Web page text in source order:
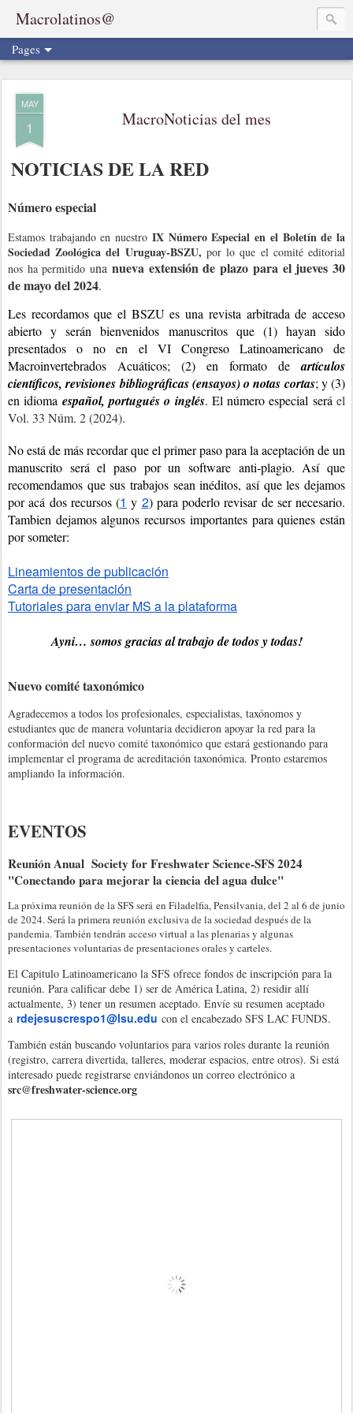
Macrolatinos@
Pages
MAY
1 MacroNoticias del mes
NOTICIAS DE LA RED
Número especial
Estamos trabajando en nuestro IX Número Especial en el Boletín de la
Sociedad Zoológica del Uruguay-BSZU, por lo que el comité editorial
nos ha permitido una nueva extensión de plazo para el jueves 30
de mayo del 2024.
Les recordamos que el BSZU es una revista arbitrada de acceso
abierto y serán bienvenidos manuscritos que (1) hayan sido
presentados o no en el VI Congreso Latinoamericano de
Macroinvertebrados Acuáticos; (2) en formato de artículos
científicos, revisiones bibliográficas (ensayos) o notas cortas; y (3)
en idioma español, portugués o inglés. El número especial será el
Vol. 33 Núm. 2 (2024).
No está de más recordar que el primer paso para la aceptación de un
manuscrito será el paso por un software anti-plagio. Así que
recomendamos que sus trabajos sean inéditos, así que les dejamos
por acá dos recursos (1 y 2) para poderlo revisar de ser necesario.
Tambien dejamos algunos recursos importantes para quienes están
por someter:
Lineamientos de publicación
Carta de presentación
Tutoriales para enviar MS a la plataforma
Ayni… somos gracias al trabajo de todos y todas!
Nuevo comité taxonómico
Agradecemos a todos los profesionales, especialistas, taxónomos y
estudiantes que de manera voluntaria decidieron apoyar la red para la
conformación del nuevo comité taxonómico que estará gestionando para
implementar el programa de acreditación taxonómica. Pronto estaremos
ampliando la información.
EVENTOS
Reunión Anual Society for Freshwater Science-SFS 2024
"Conectando para mejorar la ciencia del agua dulce"
La próxima reunión de la SFS será en Filadelfia, Pensilvania, del 2 al 6 de junio
de 2024. Será la primera reunión exclusiva de la sociedad después de la
pandemia. También tendrán acceso virtual a las plenarias y algunas
presentaciones voluntarias de presentaciones orales y carteles.
El Capitulo Latinoamericano la SFS ofrece fondos de inscripción para la
reunión. Para calificar debe 1) ser de América Latina, 2) residir allí
actualmente, 3) tener un resumen aceptado. Envíe su resumen aceptado
a rdejesuscrespo1@lsu.edu con el encabezado SFS LAC FUNDS.
También están buscando voluntarios para varios roles durante la reunión
(registro, carrera divertida, talleres, moderar espacios, entre otros). Si está
interesado puede registrarse enviándonos un correo electrónico a
src@freshwater-science.org